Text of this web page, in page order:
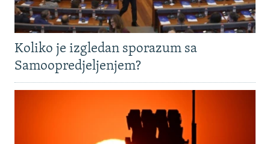
Koliko je izgledan sporazum sa
Samoopredjeljenjem?